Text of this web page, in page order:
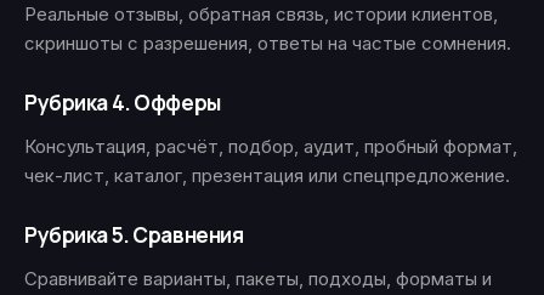
Реальные отзывы, обратная связь, истории клиентов,
скриншоты с разрешения, ответы на частые сомнения.
Рубрика 4. Офферы
Консультация, расчёт, подбор, аудит, пробный формат,
чек-лист, каталог, презентация или спецпредложение.
Рубрика 5. Сравнения
Сравнивайте варианты, пакеты, подходы, форматы и